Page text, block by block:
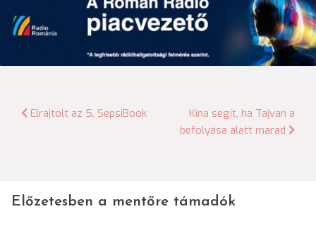
Bejegyzés
Elrajtolt az 5. SepsiBook
Kína segít, ha Tajvan a
befolyása alatt marad
Előzetesben a mentőre támadók